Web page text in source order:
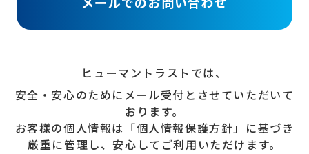
ヒューマントラストでは、
安全・安心のためにメール受付とさせていただいて
おります。
お客様の個人情報は「個人情報保護方針」に基づき
厳重に管理し、安心してご利用いただけます。